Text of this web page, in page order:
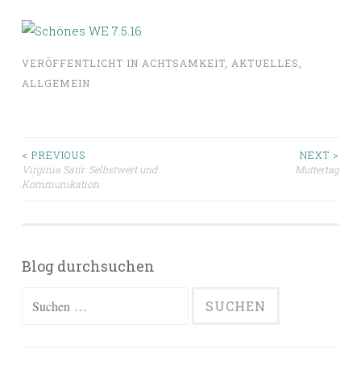
VERÖFFENTLICHT IN ACHTSAMKEIT AKTUELLES
ALLGEMEIN
Beitragsnavigation
< PREVIOUS
Virginia Satir: Selbstwert und
Kommunikation
NEXT >
Muttertag
Blog durchsuchen
Suchen